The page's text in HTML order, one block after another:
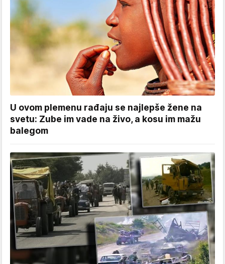
U ovom plemenu rađaju se najlepše žene na
svetu: Zube im vade na živo, a kosu im mažu
balegom